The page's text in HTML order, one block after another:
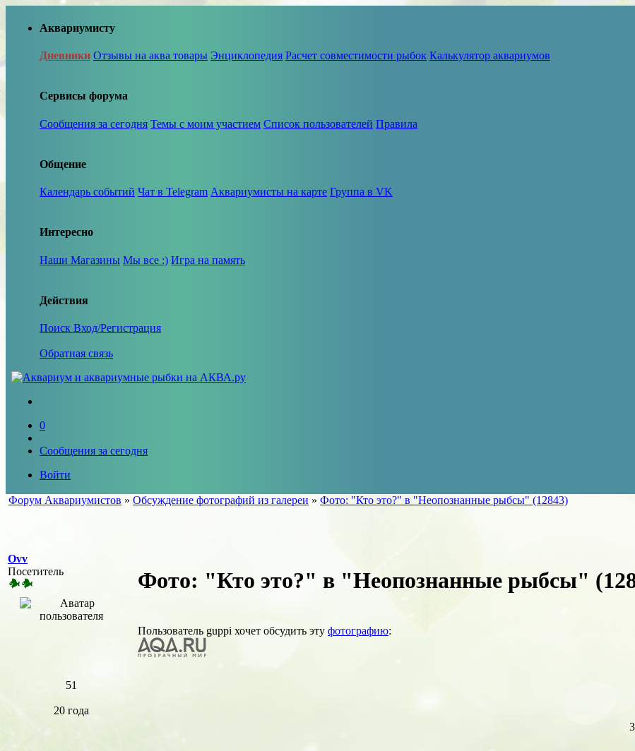
Аквариумисту
Дневники Отзывы на аква товары Энциклопедия Расчет совместимости рыбок Калькулятор аквариумов
Сервисы форума
Сообщения за сегодня Темы с моим участием Список пользователей Правила
Общение
Календарь событий Чат в Telegram Аквариумисты на карте Группа в VK
Интересно
Наши Магазины Мы все :) Игра на память
Действия
Поиск Вход/Регистрация
Обратная связь
0
Сообщения за сегодня
Войти
Форум Аквариумистов » Обсуждение фотографий из галереи » Фото: "Кто это?" в "Неопознанные рыбсы" (12843)
Ovv
Посетитель
51
20 года
Фото: "Кто это?" в "Неопознанные рыбсы"
Пользователь guppi хочет обсудить эту фотографию: